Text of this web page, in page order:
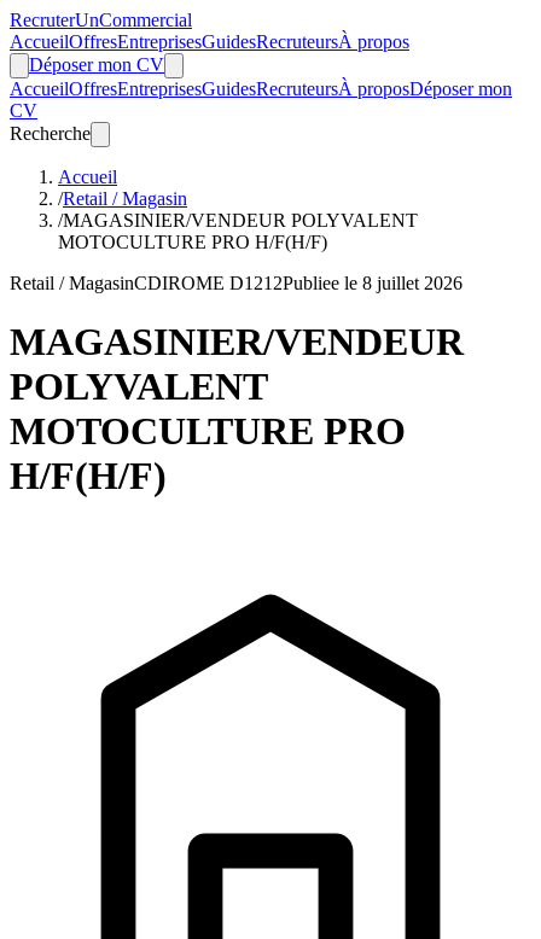
RecruterUnCommercial
AccueilOffresEntreprisesGuidesRecruteursÀ propos
Déposer mon CV
AccueilOffresEntreprisesGuidesRecruteursÀ proposDéposer mon
CV
Recherche
Accueil
/Retail / Magasin
/MAGASINIER/VENDEUR POLYVALENT
MOTOCULTURE PRO H/F(H/F)
Retail / MagasinCDIROME D1212Publiee le 8 juillet 2026
MAGASINIER/VENDEUR
POLYVALENT
MOTOCULTURE PRO
H/F(H/F)